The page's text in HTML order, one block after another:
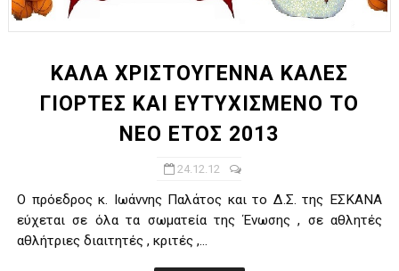
ΧΡΟΝΙΑ ΠΟΛΛΑ ΣΤΟ ΕΛΛΗΝΙΚΟ ΜΠΑΣΚΕΤ : 39Η ΕΠΕΤΕΙΟΣ ΑΠΟ
Ο δρόμος για τον 29ο τελικό κυπέλλου ανδρών ΕΣΚΑΝΑ
U21: Τεράστια πρόκριση για τον Πανελευσινιακό στον
Γ΄ανδρών play offs : "Σκληρό" καρύδι η Φιλία Περάματος
ΚΑΛΑ ΧΡΙΣΤΟΥΓΕΝΝΑ ΚΑΛΕΣ
ΓΙΟΡΤΕΣ ΚΑΙ ΕΥΤΥΧΙΣΜΕΝΟ ΤΟ
ΝΕΟ ΕΤΟΣ 2013
24.12.12
Ο πρόεδρος κ. Ιωάννης Παλάτος και το Δ.Σ. της ΕΣΚΑΝΑ
εύχεται σε όλα τα σωματεία της Ένωσης , σε αθλητές
αθλήτριες διαιτητές , κριτές ,...